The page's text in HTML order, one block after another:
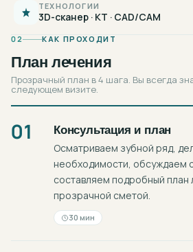
ТЕХНОЛОГИИ
3D-сканер · КТ · CAD/CAM
02 КАК ПРОХОДИТ
План лечения
Прозрачный план в 4 шага. Вы всегда
следующем визите.
01 Консультация и план
Осматриваем зубной ряд,
необходимости, обсуждаем
составляем подробный план
прозрачной сметой.
30 мин